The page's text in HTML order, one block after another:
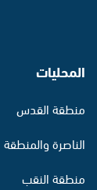
المحليات
منطقة القدس
الناصرة والمنطقة
منطقة النقب